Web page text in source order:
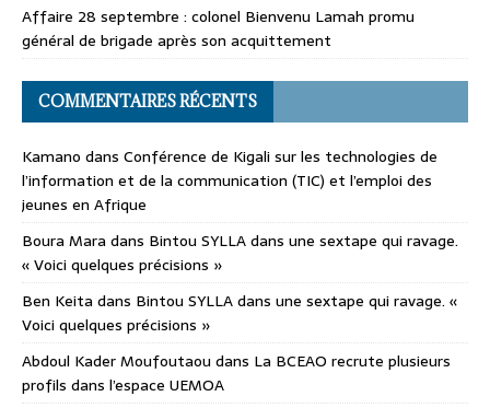
Affaire 28 septembre : colonel Bienvenu Lamah promu
général de brigade après son acquittement
COMMENTAIRES RÉCENTS
Kamano dans Conférence de Kigali sur les technologies de
l’information et de la communication (TIC) et l’emploi des
jeunes en Afrique
Boura Mara dans Bintou SYLLA dans une sextape qui ravage.
« Voici quelques précisions »
Ben Keita dans Bintou SYLLA dans une sextape qui ravage. «
Voici quelques précisions »
Abdoul Kader Moufoutaou dans La BCEAO recrute plusieurs
profils dans l’espace UEMOA